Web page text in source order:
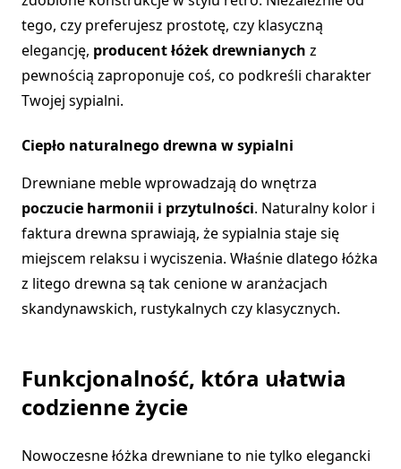
tego, czy preferujesz prostotę, czy klasyczną
elegancję, producent łóżek drewnianych z
pewnością zaproponuje coś, co podkreśli charakter
Twojej sypialni.
Ciepło naturalnego drewna w sypialni
Drewniane meble wprowadzają do wnętrza
poczucie harmonii i przytulności. Naturalny kolor i
faktura drewna sprawiają, że sypialnia staje się
miejscem relaksu i wyciszenia. Właśnie dlatego łóżka
z litego drewna są tak cenione w aranżacjach
skandynawskich, rustykalnych czy klasycznych.
Funkcjonalność, która ułatwia
codzienne życie
Nowoczesne łóżka drewniane to nie tylko elegancki